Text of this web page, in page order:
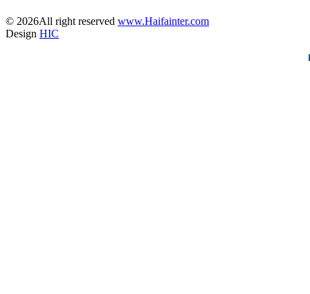
© 2026All right reserved www.Haifainter.com
Design HIC